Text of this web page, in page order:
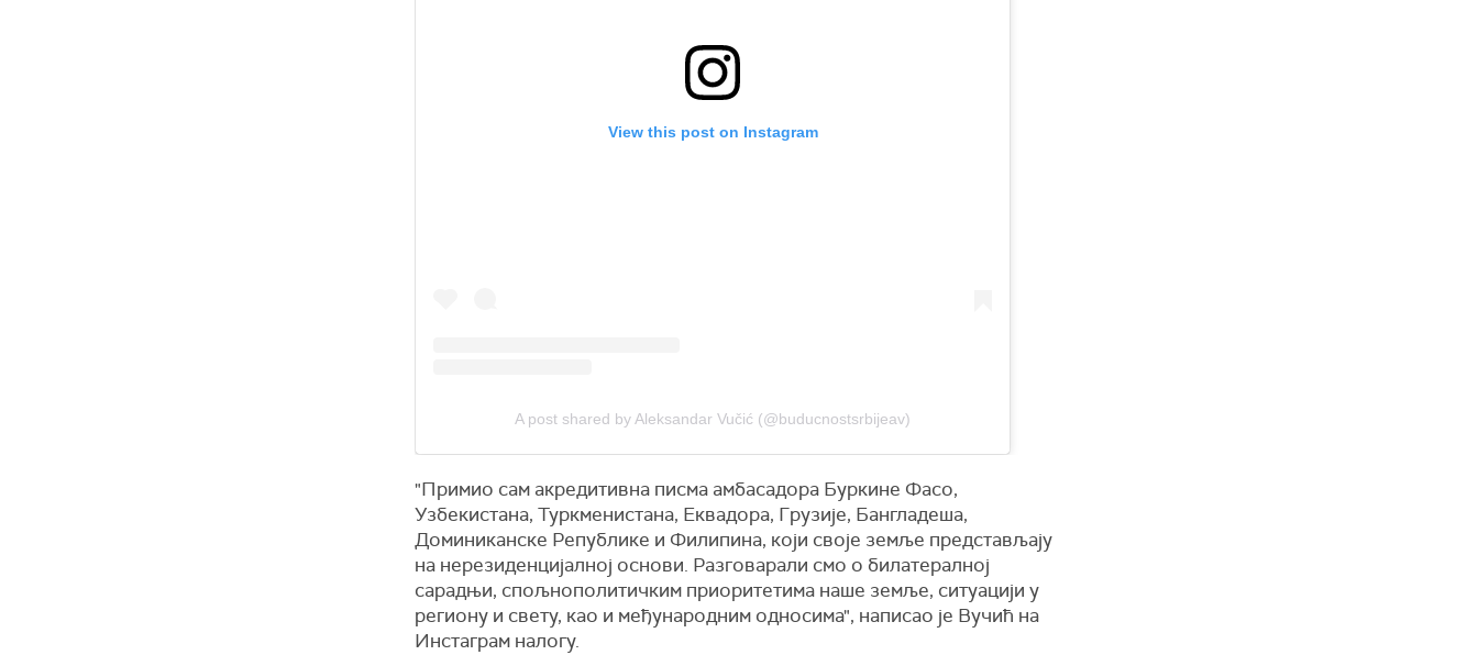
View this post on Instagram
A post shared by Aleksandar Vučić (@buducnostsrbijeav)
"Примио сам акредитивна писма амбасадора Буркине Фасо,
Узбекистана, Туркменистана, Еквадора, Грузије, Бангладеша,
Доминиканске Републике и Филипина, који своје земље представљају
на нерезиденцијалној основи. Разговарали смо о билатералној
сарадњи, спољнополитичким приоритетима наше земље, ситуацији у
региону и свету, као и међународним односима", написао је Вучић на
Инстаграм налогу.